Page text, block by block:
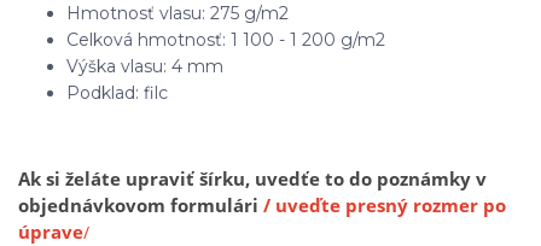
Hmotnosť vlasu: 275 g/m2
Celková hmotnosť: 1 100 - 1 200 g/m2
Výška vlasu: 4 mm
Podklad: filc
Ak si želáte upraviť šírku, uvedťe to do poznámky v
objednávkovom formulári / uveďte presný rozmer po
úprave/